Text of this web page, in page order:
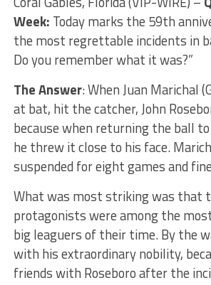
Week: Today marks the 59th
the most regrettable incidents in
Do you remember what it was?”
The Answer: When Juan Marichal
at bat, hit the catcher, John
because when returning the ball to
he threw it close to his face.
suspended for eight games and
What was most striking was that
protagonists were among the
big leaguers of their time. By the
with his extraordinary nobility,
friends with Roseboro after the